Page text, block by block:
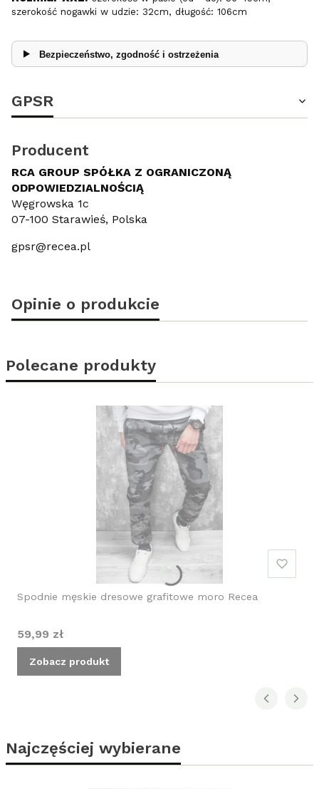
szerokość nogawki w udzie: 32cm, długość: 106cm
Bezpieczeństwo, zgodność i ostrzeżenia
GPSR
Producent
RCA GROUP SPÓŁKA Z OGRANICZONĄ
ODPOWIEDZIALNOŚCIĄ
Węgrowska 1c
07-100 Starawieś, Polska
gpsr@recea.pl
Opinie o produkcie
Polecane produkty
Spodnie męskie dresowe grafitowe moro Recea
Cena
59,99 zł
Zobacz produkt
Najczęściej wybierane